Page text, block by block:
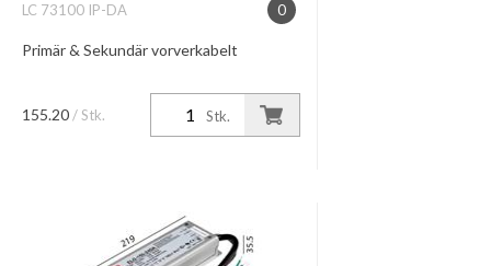
0
LC 73100 IP-DA
Primär & Sekundär vorverkabelt
Stk.
155.20 / Stk.